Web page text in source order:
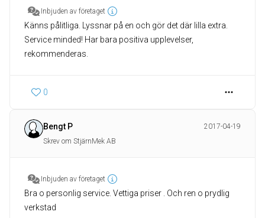
Inbjuden av företaget
Känns pålitliga. Lyssnar på en och gör det där lilla extra.
Service minded! Har bara positiva upplevelser,
rekommenderas.
0
Bengt P
2017-04-19
Skrev om StjärnMek AB
Inbjuden av företaget
Bra o personlig service. Vettiga priser . Och ren o prydlig
verkstad